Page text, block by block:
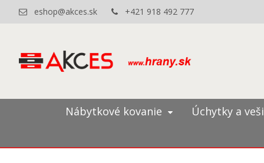
eshop@akces.sk +421 918 492 777
Nábytkové kovanie Úchytky a